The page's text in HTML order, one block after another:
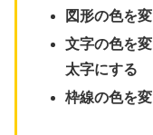
図形の色を
文字の色を
太字にする
枠線の色を